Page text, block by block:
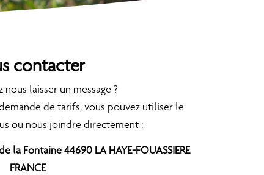
contacter
nous laisser un message ?
de tarifs, vous pouvez utiliser le
ou nous joindre directement :
la Fontaine 44690 LA HAYE-FOUASSIERE
FRANCE